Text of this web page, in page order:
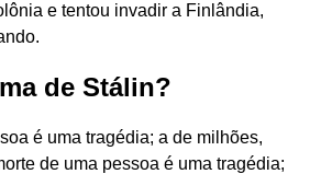
e tentou invadir a Finlândia,
de Stálin?
é uma tragédia; a de milhões,
de uma pessoa é uma tragédia;